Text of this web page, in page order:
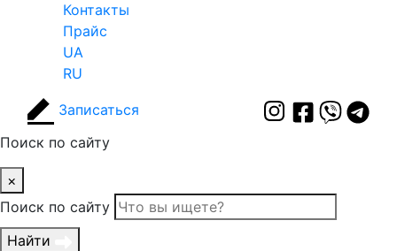
Контакты
Прайс
UA
RU
Записаться
Поиск по сайту
×
Поиск по сайту
Найти